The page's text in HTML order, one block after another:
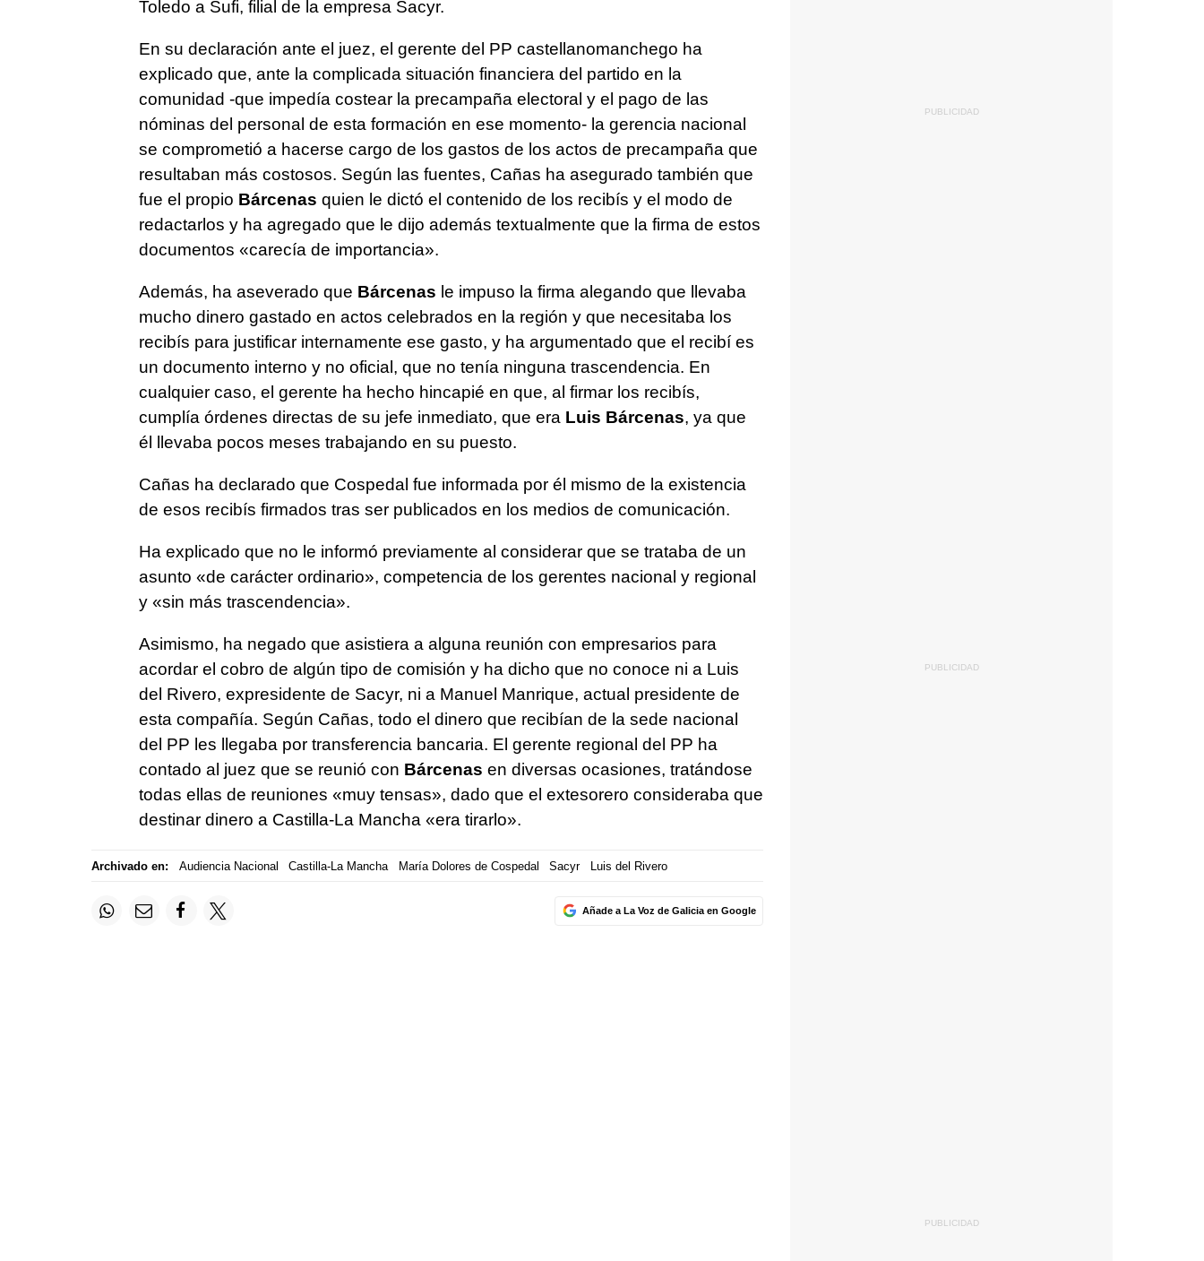
Toledo a Sufi, filial de la empresa Sacyr.
En su declaración ante el juez, el gerente del PP castellanomanchego ha
explicado que, ante la complicada situación financiera del partido en la
comunidad -que impedía costear la precampaña electoral y el pago de las
nóminas del personal de esta formación en ese momento- la gerencia nacional
se comprometió a hacerse cargo de los gastos de los actos de precampaña que
resultaban más costosos. Según las fuentes, Cañas ha asegurado también que
fue el propio Bárcenas quien le dictó el contenido de los recibís y el modo de
redactarlos y ha agregado que le dijo además textualmente que la firma de estos
documentos «carecía de importancia».
Además, ha aseverado que Bárcenas le impuso la firma alegando que llevaba
mucho dinero gastado en actos celebrados en la región y que necesitaba los
recibís para justificar internamente ese gasto, y ha argumentado que el recibí es
un documento interno y no oficial, que no tenía ninguna trascendencia. En
cualquier caso, el gerente ha hecho hincapié en que, al firmar los recibís,
cumplía órdenes directas de su jefe inmediato, que era Luis Bárcenas, ya que
él llevaba pocos meses trabajando en su puesto.
Cañas ha declarado que Cospedal fue informada por él mismo de la existencia
de esos recibís firmados tras ser publicados en los medios de comunicación.
Ha explicado que no le informó previamente al considerar que se trataba de un
asunto «de carácter ordinario», competencia de los gerentes nacional y regional
y «sin más trascendencia».
Asimismo, ha negado que asistiera a alguna reunión con empresarios para
acordar el cobro de algún tipo de comisión y ha dicho que no conoce ni a Luis
del Rivero, expresidente de Sacyr, ni a Manuel Manrique, actual presidente de
esta compañía. Según Cañas, todo el dinero que recibían de la sede nacional
del PP les llegaba por transferencia bancaria. El gerente regional del PP ha
contado al juez que se reunió con Bárcenas en diversas ocasiones, tratándose
todas ellas de reuniones «muy tensas», dado que el extesorero consideraba que
destinar dinero a Castilla-La Mancha «era tirarlo».
Archivado en: Audiencia Nacional Castilla-La Mancha María Dolores de Cospedal Sacyr Luis del Rivero
Añade a La Voz de Galicia en Google